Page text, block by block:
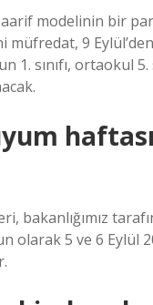
modelinin bir
9 Eylül’den
1. sınıfı, ortaokul 5.
bakanlığımız
olarak 5 ve 6 Eylül